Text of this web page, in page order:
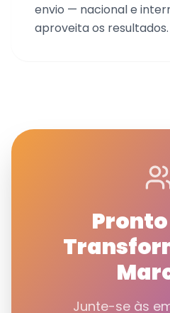
envio — nacional e
aproveita os resultados.
Junte-se às